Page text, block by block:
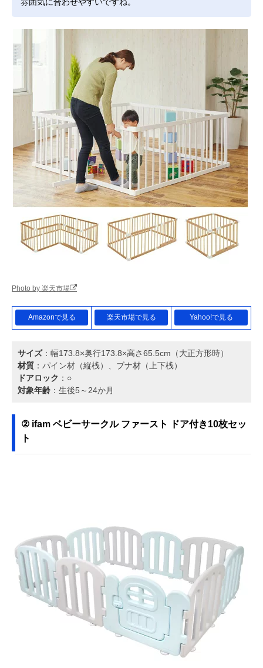
Photo by 楽天市場
Amazonで見る 楽天市場で見る Yahoo!で見る
サイズ：幅173.8×奥行173.8×高さ65.5cm（大正方形時）
材質 ：パイン材（縦桟）、ブナ材（上下桟）
ドアロック ：○
対象年齢 ：生後5～24か月
② ifam ベビーサークル ファースト ドア付き10枚セッ
ト